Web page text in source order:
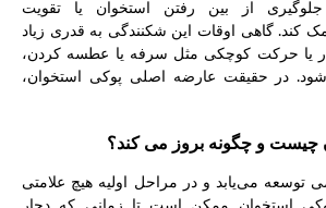
از بین رفتن استخوان یا تقویت
کند. گاهی اوقات این شکنندگی به قدری زیاد
یا حرکت کوچکی مثل سرفه یا عطسه کردن،
در حقیقت عارضه اصلی پوکی استخوان،
چیست و چگونه بروز می کند؟
توسعه می‌یابد و در مراحل اولیه هیچ علامتی